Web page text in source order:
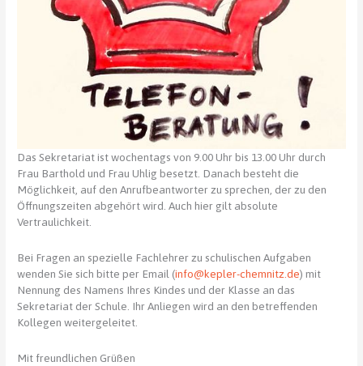
Das Sekretariat ist wochentags von 9.00 Uhr bis 13.00 Uhr durch
Frau Barthold und Frau Uhlig besetzt. Danach besteht die
Möglichkeit, auf den Anrufbeantworter zu sprechen, der zu den
Öffnungszeiten abgehört wird. Auch hier gilt absolute
Vertraulichkeit.
Bei Fragen an spezielle Fachlehrer zu schulischen Aufgaben
wenden Sie sich bitte per Email (info@kepler-chemnitz.de) mit
Nennung des Namens Ihres Kindes und der Klasse an das
Sekretariat der Schule. Ihr Anliegen wird an den betreffenden
Kollegen weitergeleitet.
Mit freundlichen Grüßen